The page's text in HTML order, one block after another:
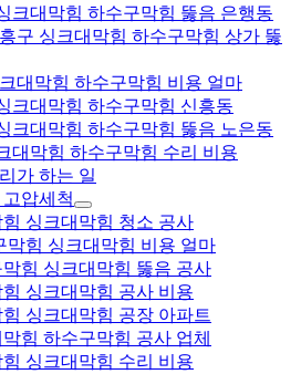
크대막힘 하수구막힘 뚫음 은행동
구 싱크대막힘 하수구막힘 상가 뚫
대막힘 하수구막힘 비용 얼마
크대막힘 하수구막힘 신흥동
크대막힘 하수구막힘 뚫음 노은동
대막힘 하수구막힘 수리 비용
가 하는 일
압세척
싱크대막힘 청소 공사
막힘 싱크대막힘 비용 얼마
힘 싱크대막힘 뚫음 공사
싱크대막힘 공사 비용
싱크대막힘 공장 아파트
힘 하수구막힘 공사 업체
싱크대막힘 수리 비용